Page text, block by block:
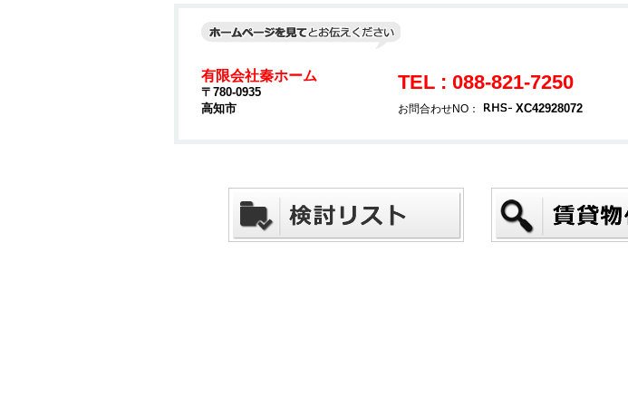
有限会社秦ホーム
〒780-0935
高知市
TEL : 088-821-7250
お問合わせNO： XC42928072